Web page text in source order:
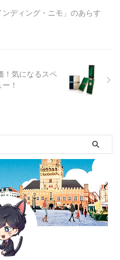
ンディング・ニモ」のあらす
！気になるスペ
！